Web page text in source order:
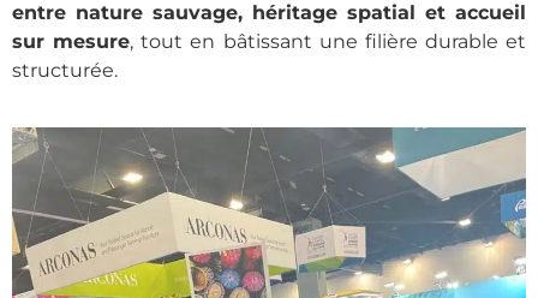
entre nature sauvage, héritage spatial et accueil
sur mesure, tout en bâtissant une filière durable et
structurée.